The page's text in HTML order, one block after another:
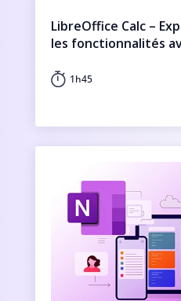
LibreOffice Calc –
les fonctionnalités
1h45